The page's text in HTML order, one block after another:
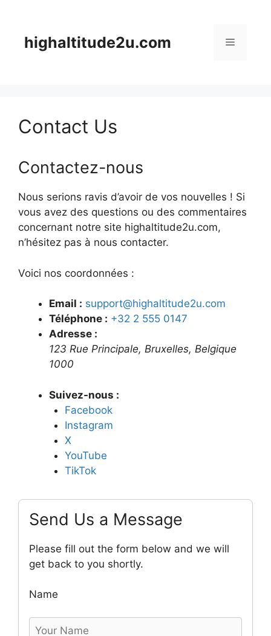
contenthighaltitude2u.com Menu
Contact Us
Contactez-nous
Nous serions ravis d’avoir de vos nouvelles ! Si
vous avez des questions ou des commentaires
concernant notre site highaltitude2u.com,
n’hésitez pas à nous contacter.
Voici nos coordonnées :
Email : support@highaltitude2u.com
Téléphone : +32 2 555 0147
Adresse :
123 Rue Principale, Bruxelles, Belgique
1000
Suivez-nous :
Facebook
Instagram
X
YouTube
TikTok
Send Us a Message
Please fill out the form below and we will
get back to you shortly.
Name